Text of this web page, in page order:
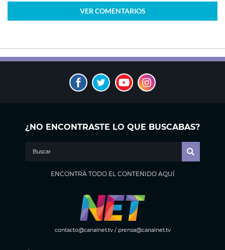
VER COMENTARIOS
¿NO ENCONTRASTE LO QUE BUSCABAS?
ENCONTRÁ TODO EL CONTENIDO AQUÍ
contacto@canalnet.tv/ prensa@canalnet.tv